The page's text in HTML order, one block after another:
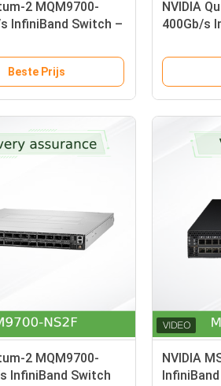
2 MQM9700-
s InfiniBand Switch –
Beste Prijs
NVIDIA
400Gb/s
Tb/s
2 MQM9700-
InfiniBand Switch
NVIDIA